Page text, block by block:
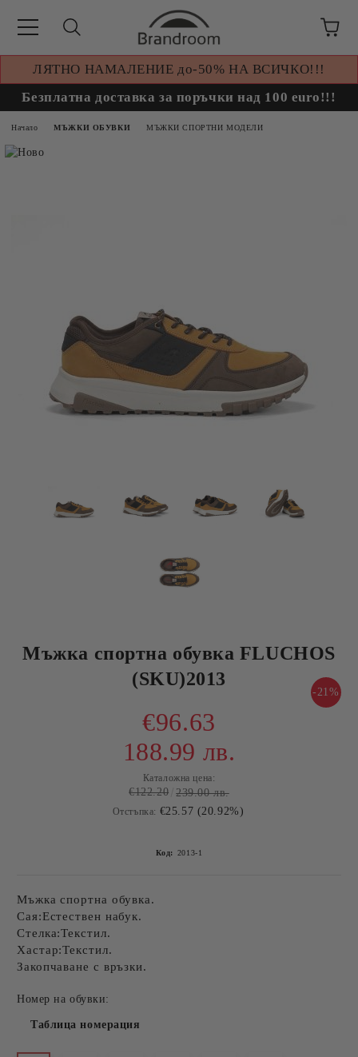
ЛЯТНО НАМАЛЕНИЕ до-50% НА ВСИЧКО!!!
Безплатна доставка за поръчки над 100 euro!!!
Начало МЪЖКИ ОБУВКИ МЪЖКИ СПОРТНИ МОДЕЛИ
Мъжка спортна обувка FLUCHOS
(SKU)2013
-21%
€96.63
188.99 лв.
Каталожна цена:
€122.20 239.00 лв.
Отстъпка: €25.57 (20.92%)
Код: 2013-1
Мъжка спортна обувка.
Сая:Естествен набук.
Стелка:Текстил.
Хастар:Текстил.
Закопчаване с връзки.
Номер на обувки:
Таблица номерация